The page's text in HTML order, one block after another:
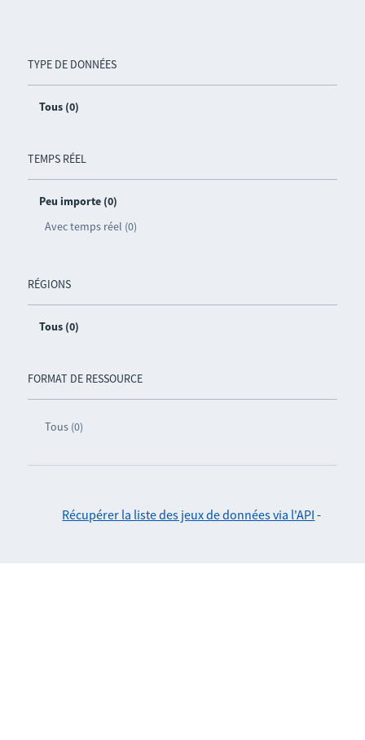
TYPE DE DONNÉES
Tous (0)
TEMPS RÉEL
Peu importe (0)
Avec temps réel (0)
RÉGIONS
Tous (0)
FORMAT DE RESSOURCE
Tous (0)
Récupérer la liste des jeux de données via l'API -